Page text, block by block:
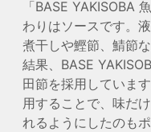
「BASE YAKISOBA
わりはソースです。
煮干しや鰹節、鯖節
結果、BASE
田節を採用していま
用することで、味だ
れるようにしたのも